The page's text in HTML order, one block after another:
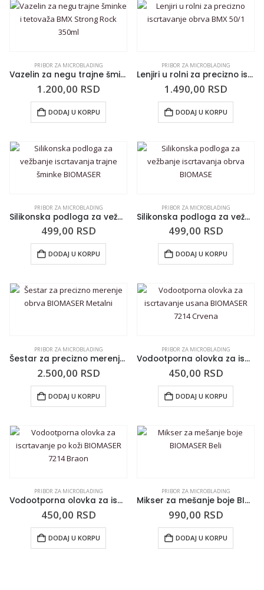
PRIBOR ZA MICROBLADING
Vazelin za negu trajne šminke i tetovaža BMX Strong Rock 350ml
1.200,00 RSD
DODAJ U KORPU
PRIBOR ZA MICROBLADING
Lenjiri u rolni za precizno iscrtavanje obrva BMX 50/1
1.490,00 RSD
DODAJ U KORPU
PRIBOR ZA MICROBLADING
Silikonska podloga za vežbanje iscrtavanja trajne šminke BIOMASER
499,00 RSD
DODAJ U KORPU
PRIBOR ZA MICROBLADING
Silikonska podloga za vežbanje iscrtavanja obrva BIOMASE
499,00 RSD
DODAJ U KORPU
PRIBOR ZA MICROBLADING
Šestar za precizno merenje obrva BIOMASER Metalni
2.500,00 RSD
DODAJ U KORPU
PRIBOR ZA MICROBLADING
Vodootporna olovka za iscrtavanje usana BIOMASER 7214 Crvena
450,00 RSD
DODAJ U KORPU
PRIBOR ZA MICROBLADING
Vodootporna olovka za iscrtavanje po koži BIOMASER 7214 Braon
450,00 RSD
DODAJ U KORPU
PRIBOR ZA MICROBLADING
Mikser za mešanje boje BIOMASER Beli
990,00 RSD
DODAJ U KORPU